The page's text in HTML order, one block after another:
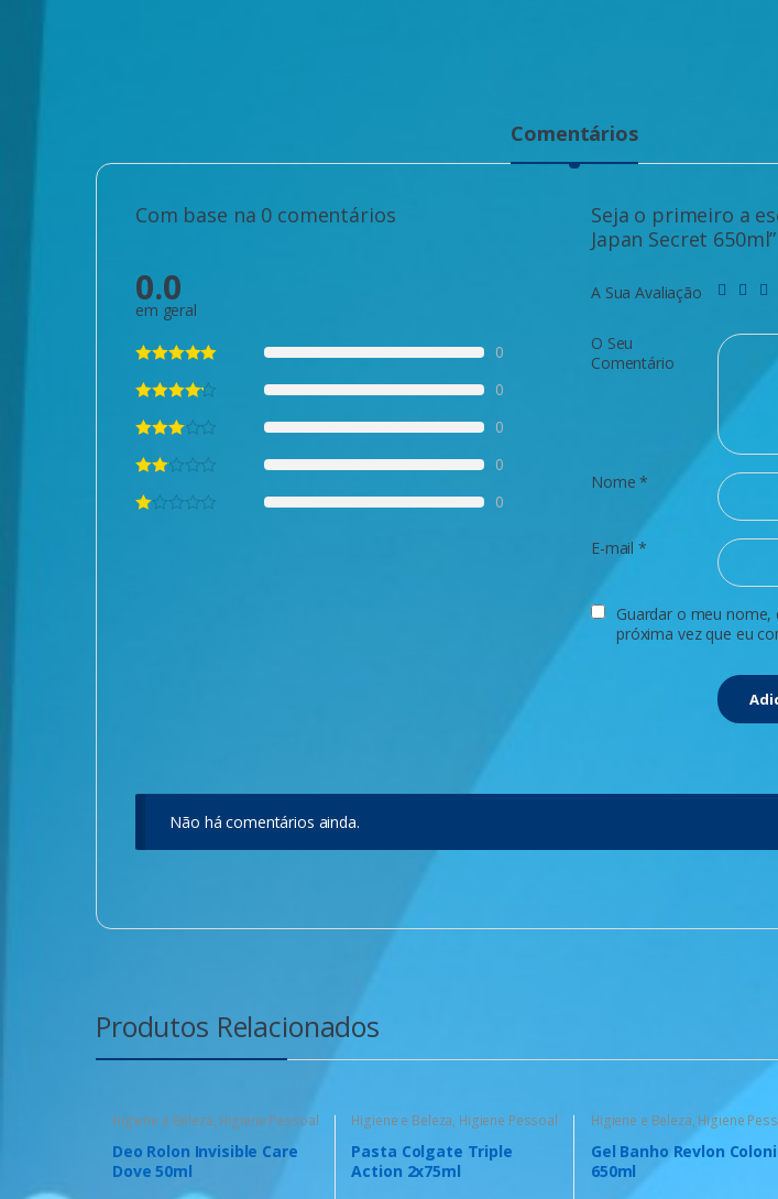
Comentários
Com base na 0 comentários
0.0
em geral
0
0
0
0
0
Seja o primeiro a
Japan Secret 650ml”
A Sua Avaliação
O Seu
Comentário
Nome*
E-mail*
Guardar o meu nome,
próxima vez que eu
Não há comentários ainda.
Produtos Relacionados
Higiene e Beleza, Higiene Pessoal
para Senhoras
Deo Rolon Invisible Care
Dove 50ml
Higiene e Beleza, Higiene Pessoal
para Senhoras
Pasta Colgate Triple
Action 2x75ml
Higiene e Beleza, Higiene
para Senhoras
Gel Banho Revlon
650ml